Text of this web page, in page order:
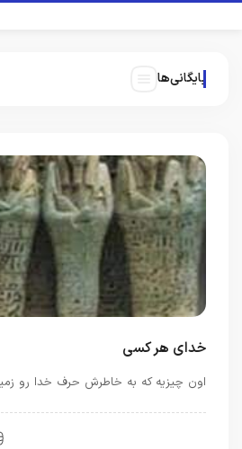
بایگانی‌ها
خدای هر کسی
اون چیزیه که به خاطرش حرف خدا رو